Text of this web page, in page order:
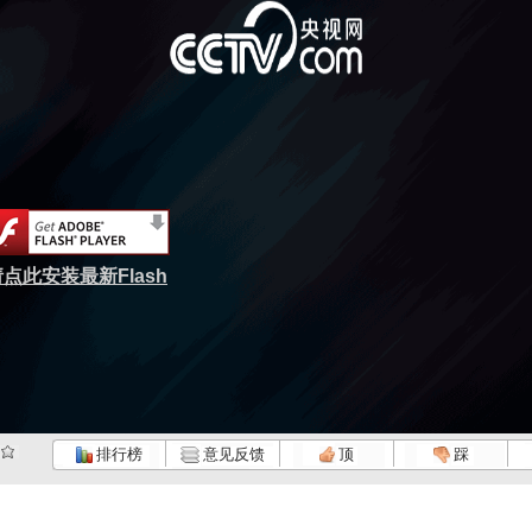
点此安装最新Flash
排行榜 意见反馈 顶 踩